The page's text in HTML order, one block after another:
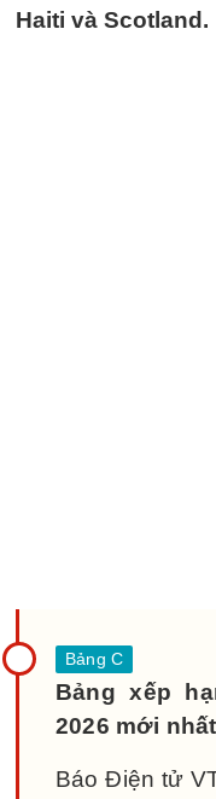
Haiti và Scotland.
Bảng xếp
2026 mới nhất
Báo Điện tử